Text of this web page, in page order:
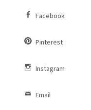
Facebook
Pinterest
Instagram
Email